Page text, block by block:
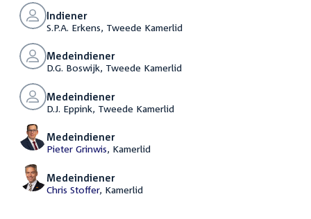
Indiener
S.P.A. Erkens, Tweede Kamerlid
Medeindiener
D.G. Boswijk, Tweede Kamerlid
Medeindiener
D.J. Eppink, Tweede Kamerlid
Medeindiener
Pieter Grinwis, Kamerlid
Medeindiener
Chris Stoffer, Kamerlid